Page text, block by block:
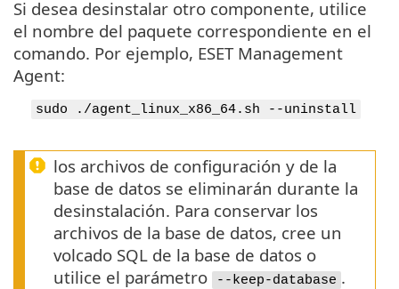
Si desea desinstalar otro componente, utilice
el nombre del paquete correspondiente en el
comando. Por ejemplo, ESET Management
Agent:
sudo ./agent_linux_x86_64.sh --uninstall
los archivos de configuración y de la
base de datos se eliminarán durante la
desinstalación. Para conservar los
archivos de la base de datos, cree un
volcado SQL de la base de datos o
utilice el parámetro
--keep-database .